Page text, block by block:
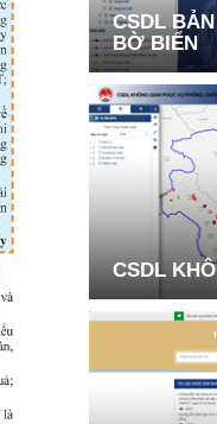
CSDL
BỜ BIỂN
CSDL